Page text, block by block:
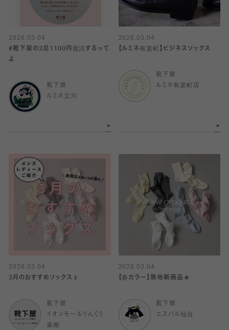
2026.03.04
#靴下屋の3足1100円復活するって
よ
靴下屋
ルミネ立川
2026.03.04
【ルミネ有楽町】ビジネスソックス
靴下屋
ルミネ有楽町店
2026.03.04
3月のおすすめソックス🌷
靴下屋
イオンモールりんくう
泉南
2026.03.04
【春カラー】無地新商品★
靴下屋
エスパル仙台